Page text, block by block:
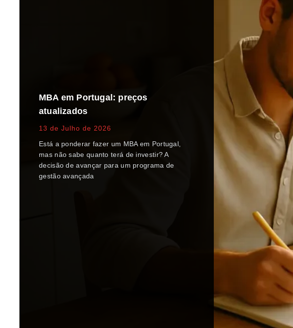
MBA em Portugal: preços
atualizados
13 de Julho de 2026
Está a ponderar fazer um MBA em Portugal,
mas não sabe quanto terá de investir? A
decisão de avançar para um programa de
gestão avançada